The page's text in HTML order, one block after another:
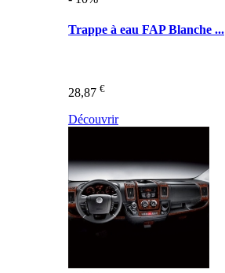
Trappe à eau FAP Blanche ...
28,87 €
Découvrir